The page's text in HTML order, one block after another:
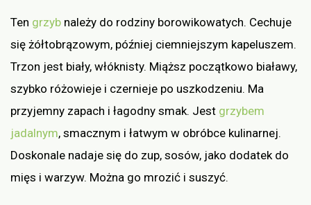
Ten grzyb należy do rodziny borowikowatych. Cechuje
się żółtobrązowym, później ciemniejszym kapeluszem.
Trzon jest biały, włóknisty. Miąższ początkowo białawy,
szybko różowieje i czernieje po uszkodzeniu. Ma
przyjemny zapach i łagodny smak. Jest grzybem
jadalnym, smacznym i łatwym w obróbce kulinarnej.
Doskonale nadaje się do zup, sosów, jako dodatek do
mięs i warzyw. Można go mrozić i suszyć.